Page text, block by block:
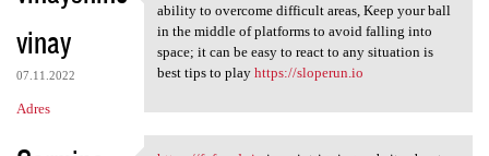
vinay
07.11.2022
Adres
ability to overcome difficult areas, Keep your ball
in the middle of platforms to avoid falling into
space; it can be easy to react to any situation is
best tips to play https://sloperun.io